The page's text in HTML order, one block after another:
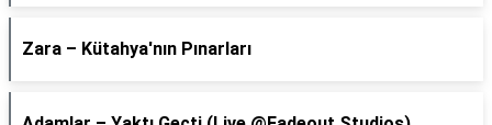
Zara – Kütahya'nın Pınarları